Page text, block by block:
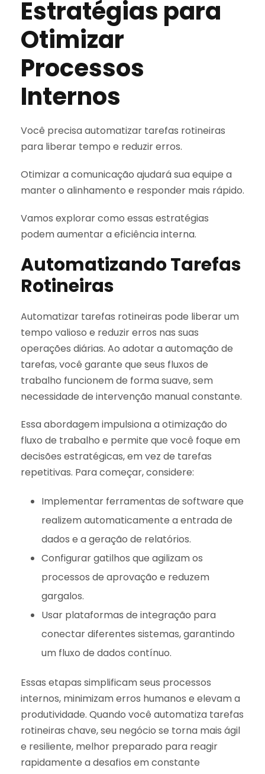
Estratégias para
Otimizar
Processos
Internos
Você precisa automatizar tarefas rotineiras
para liberar tempo e reduzir erros.
Otimizar a comunicação ajudará sua equipe a
manter o alinhamento e responder mais rápido.
Vamos explorar como essas estratégias
podem aumentar a eficiência interna.
Automatizando Tarefas
Rotineiras
Automatizar tarefas rotineiras pode liberar um
tempo valioso e reduzir erros nas suas
operações diárias. Ao adotar a automação de
tarefas, você garante que seus fluxos de
trabalho funcionem de forma suave, sem
necessidade de intervenção manual constante.
Essa abordagem impulsiona a otimização do
fluxo de trabalho e permite que você foque em
decisões estratégicas, em vez de tarefas
repetitivas. Para começar, considere:
Implementar ferramentas de software que
realizem automaticamente a entrada de
dados e a geração de relatórios.
Configurar gatilhos que agilizam os
processos de aprovação e reduzem
gargalos.
Usar plataformas de integração para
conectar diferentes sistemas, garantindo
um fluxo de dados contínuo.
Essas etapas simplificam seus processos
internos, minimizam erros humanos e elevam a
produtividade. Quando você automatiza tarefas
rotineiras chave, seu negócio se torna mais ágil
e resiliente, melhor preparado para reagir
rapidamente a desafios em constante